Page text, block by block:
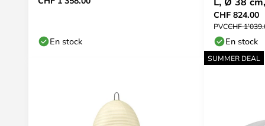
En stock
CHF 824.00
PVCCHF
En stock
SUMMER DEAL